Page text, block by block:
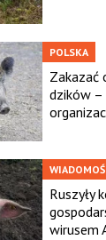
POLSKA
Zakazać
dzików
Ruszyły
wirusem